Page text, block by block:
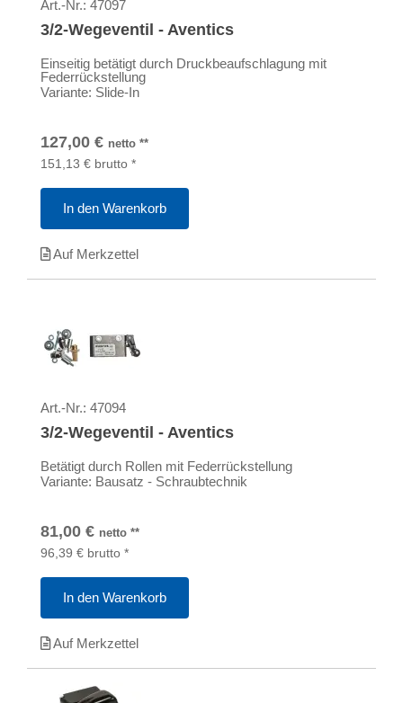
Art.-Nr.: 47097
3/2-Wegeventil - Aventics
Einseitig betätigt durch Druckbeaufschlagung mit
Federrückstellung
Variante: Slide-In
127,00 € netto **
151,13 € brutto *
In den Warenkorb
Auf Merkzettel
Art.-Nr.: 47094
3/2-Wegeventil - Aventics
Betätigt durch Rollen mit Federrückstellung
Variante: Bausatz - Schraubtechnik
81,00 € netto **
96,39 € brutto *
In den Warenkorb
Auf Merkzettel